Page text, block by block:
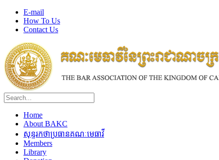
E-mail
How To Us
Contact Us
Home
About BAKC
សុន្ទរកថាប្រធានគណៈមេធាវី
Members
Library